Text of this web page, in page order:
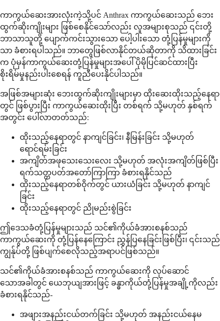
ကာကွယ်ဆေးအားလုံးကဲ့သို့ပင် Anthrax ကာကွယ်ဆေးသည် ဘေး
ထွက်ဆိုးကျိုးများ ဖြစ်စေနိုင်သော်လည်း လူအများစုသည် ၎င်းတို့
ဘာသာသူတို့ ပျောက်ကင်းသွားသော ပေါ့ပါးသော တုံ့ပြန်မှုများကို
သာ ခံစားရပါသည်။ ဘာတွေဖြစ်လာနိုင်တယ်ဆိုတာကို သိထားခြင်း
က ပုံမှန်ကာကွယ်ဆေးတုံ့ပြန်မှုများအပေါ် ပိုမိုပြင်ဆင်ထားပြီး
စိုးရိမ်မှုနည်းပါးစေရန် ကူညီပေးနိုင်ပါသည်။
အဖြစ်အများဆုံး ဘေးထွက်ဆိုးကျိုးများမှာ ထိုးဆေးထိုးသည့်နေရာ
တွင် ဖြစ်ပွားပြီး ကာကွယ်ဆေးထိုးပြီး တစ်ရက် သို့မဟုတ် နှစ်ရက်
အတွင်း ပေါ်လာတတ်သည်:
ထိုးသည့်နေရာတွင် နာကျင်ခြင်း၊ နီမြန်းခြင်း သို့မဟုတ်
ရောင်ရမ်းခြင်း
အကျိတ်အဖုသေးသေးလေး သို့မဟုတ် အလုံးအကျိတ်ဖြစ်ပြီး
ရက်သတ္တပတ်အတော်ကြာကြာ ခံစားရနိုင်သည်
ထိုးသည့်နေရာတစ်ဝိုက်တွင် ယားယံခြင်း သို့မဟုတ် နာကျင်
ခြင်း
ထိုးသည့်နေရာတွင် ညိုမည်းစွဲခြင်း
ဤဒေသခံတုံ့ပြန်မှုများသည် သင်၏ကိုယ်ခံအားစနစ်သည်
ကာကွယ်ဆေးကို တုံ့ပြန်နေကြောင်း ညွှန်ပြနေခြင်းဖြစ်ပြီး၊ ၎င်းသည်
ကျွန်ုပ်တို့ ဖြစ်ပျက်စေလိုသည့်အရာပင်ဖြစ်သည်။
သင်၏ကိုယ်ခံအားစနစ်သည် ကာကွယ်ဆေးကို လုပ်ဆောင်
သောအခါတွင် ယေဘုယျအားဖြင့် ခန္ဓာကိုယ်တုံ့ပြန်မှုအချို့ကိုလည်း
ခံစားရနိုင်သည်-
အဖျားအနည်းငယ်တက်ခြင်း သို့မဟုတ် အနည်းငယ်နေမ